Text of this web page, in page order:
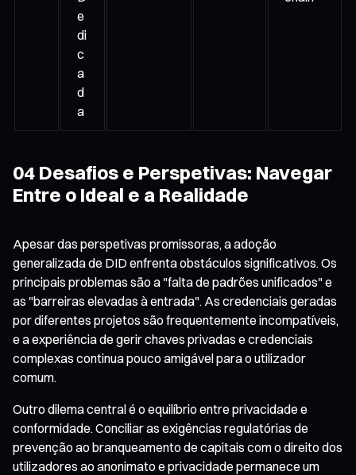
e
di
c
a
d
a
04 Desafios e Perspetivas: Navegar
Entre o Ideal e a Realidade
Apesar das perspetivas promissoras, a adoção
generalizada de DID enfrenta obstáculos significativos. Os
principais problemas são a "falta de padrões unificados" e
as "barreiras elevadas à entrada". As credenciais geradas
por diferentes projetos são frequentemente incompatíveis,
e a experiência de gerir chaves privadas e credenciais
complexas continua pouco amigável para o utilizador
comum.
Outro dilema central é o equilíbrio entre privacidade e
conformidade. Conciliar as exigências regulatórias de
prevenção ao branqueamento de capitais com o direito dos
utilizadores ao anonimato e privacidade permanece um